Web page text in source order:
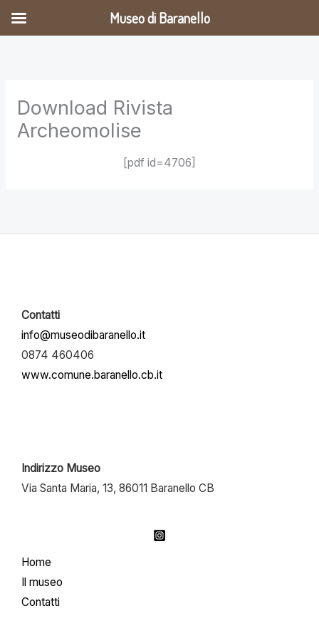
Download Rivista
Archeomolise
[pdf id=4706]
Contatti
info@museodibaranello.it
0874 460406
www.comune.baranello.cb.it
Indirizzo Museo
Via Santa Maria, 13, 86011 Baranello CB
Home
Il museo
Contatti
Museo di Baranello